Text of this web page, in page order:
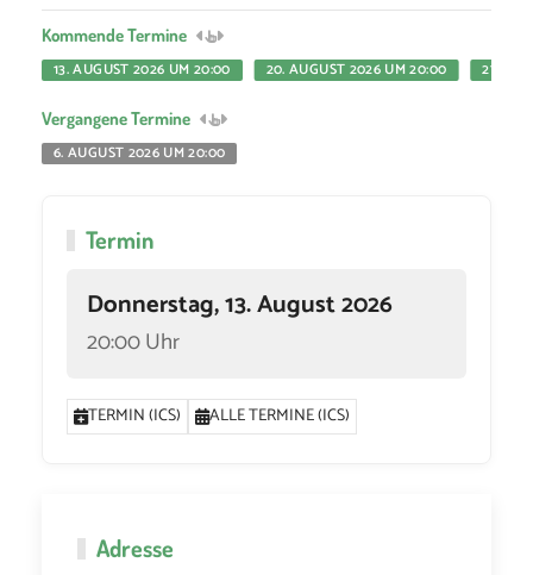
Kommende Termine
13. AUGUST 2026 UM 20:00
20. AUGUST 2026 UM 20:00 27.
Vergangene Termine
6. AUGUST 2026 UM 20:00
Termin
Donnerstag, 13. August 2026
20:00 Uhr
TERMIN (ICS) ALLE TERMINE (ICS)
Adresse